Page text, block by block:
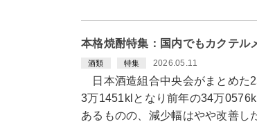
本格焼酎特集：国内でもカクテ
酒類 特集 2026.05.11
日本酒造組合中央会がまとめた
3万1451klとなり前年の34万
あるものの、減少幅はやや改善